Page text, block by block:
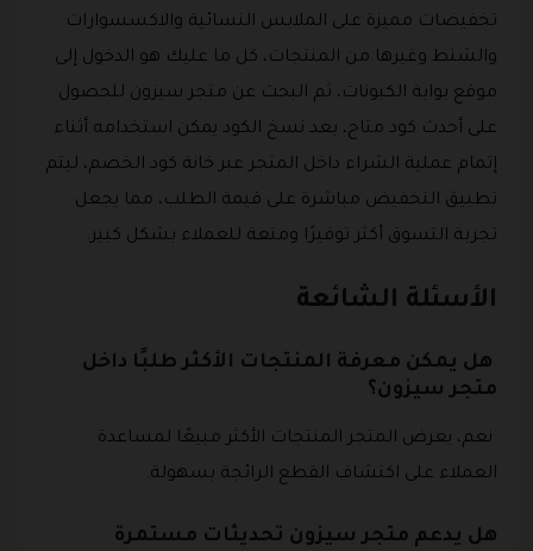
تخفيضات مميزة على الملابس النسائية والاكسسوارات
والشنط وغيرها من المنتجات، كل ما عليك هو الدخول إلى
موقع بوابة الكبونات، ثم البحث عن متجر سيزون للحصول
على أحدث كود متاح، بعد نسخ الكود يمكن استخدامه أثناء
إتمام عملية الشراء داخل المتجر عبر خانة كود الخصم، ليتم
تطبيق التخفيض مباشرة على قيمة الطلب، مما يجعل
تجربة التسوق أكثر توفيرًا ومتعة للعملاء بشكل كبير.
الأسئلة الشائعة
هل يمكن معرفة المنتجات الأكثر طلبًا داخل
متجر سيزون؟
نعم، يعرض المتجر المنتجات الأكثر مبيعًا لمساعدة
العملاء على اكتشاف القطع الرائجة بسهولة.
هل يدعم متجر سيزون تحديثات مستمرة